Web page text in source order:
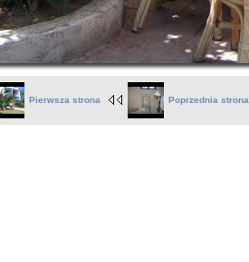
Pierwsza strona Poprzednia strona